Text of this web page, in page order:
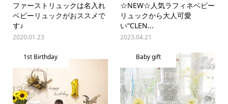
ファーストリュックは名入れ
ベビーリュックがおススメで
す♪
2020.01.23
☆NEW☆人気ラフィネベビー
リュックから大人可愛
い“CLEN...
2023.04.21
1st Birthday Baby gift